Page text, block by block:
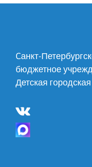
Cанкт-
бюджетное
Детская